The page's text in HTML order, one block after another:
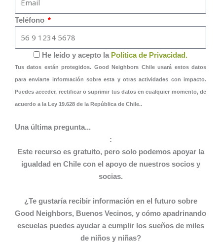
Teléfono
He leído y acepto la Política de Privacidad.
Tus datos están protegidos. Good Neighbors Chile usará estos datos
para enviarte información sobre esta y otras actividades con impacto.
Puedes acceder, rectificar o suprimir tus datos en cualquier momento, de
acuerdo a la Ley 19.628 de la República de Chile..
Una última pregunta...
:
Este recurso es gratuito, pero solo podemos apoyar la
igualdad en Chile con el apoyo de nuestros socios y
socias.
¿Te gustaría recibir información en el futuro sobre
Good Neighbors, Buenos Vecinos, y cómo apadrinando
escuelas puedes ayudar a cumplir los sueños de miles
de niños y niñas?